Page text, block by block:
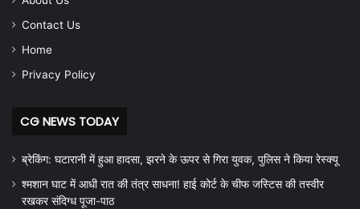
Contact Us
Home
Privacy Policy
CG NEWS TODAY
ब्रेकिंग: घटारानी में हुआ हादसा, झरने के ऊपर से गिरा युवक, पुलिस ने किया रेस्क्यू
श्मशान घाट में आधी रात की तंत्र साधना! हाई कोर्ट के चीफ जस्टिस की तस्वीर
रखकर संदिग्ध पूजा-पाठ